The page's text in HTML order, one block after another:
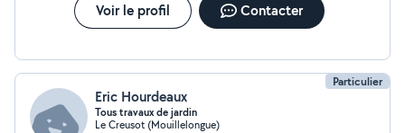
Voir le profil Contacter
Particulier
Eric Hourdeaux
Tous travaux de jardin
Le Creusot (Mouillelongue)